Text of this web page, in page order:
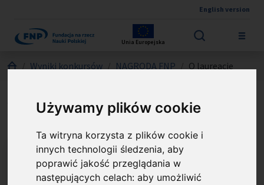
Używamy plików cookie
Ta witryna korzysta z plików cookie i
innych technologii śledzenia, aby
poprawić jakość przeglądania w
następujących celach:aby umożliwić
English version
Unia Europejska
Jesteś tutaj:Wyniki konkursów NAGRODA FNP O laureacie
prof. Krzysztof Sacha